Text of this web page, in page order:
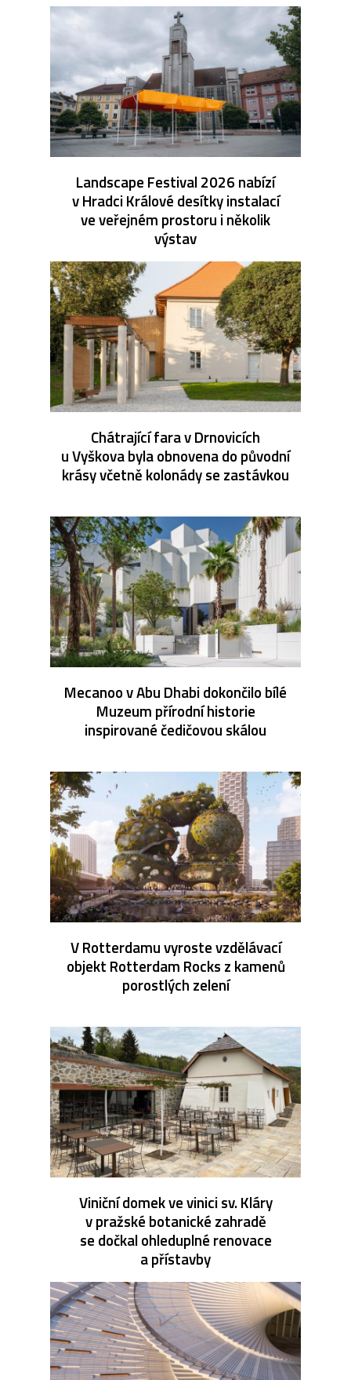
Landscape Festival 2026 nabízí
v Hradci Králové desítky instalací
ve veřejném prostoru i několik
výstav
Chátrající fara v Drnovicích
u Vyškova byla obnovena do původní
krásy včetně kolonády se zastávkou
Mecanoo v Abu Dhabi dokončilo bílé
Muzeum přírodní historie
inspirované čedičovou skálou
V Rotterdamu vyroste vzdělávací
objekt Rotterdam Rocks z kamenů
porostlých zelení
Viniční domek ve vinici sv. Kláry
v pražské botanické zahradě
se dočkal ohleduplné renovace
a přístavby